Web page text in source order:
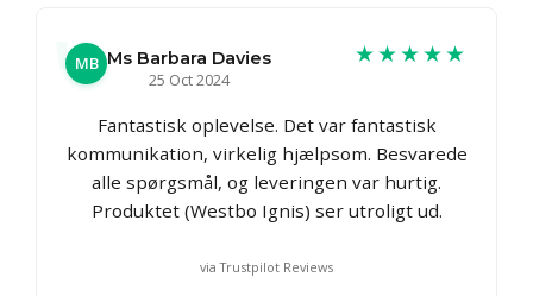
MB Ms Barbara Davies
25 Oct 2024
★★★★★
Fantastisk oplevelse. Det var fantastisk
kommunikation, virkelig hjælpsom. Besvarede
alle spørgsmål, og leveringen var hurtig.
Produktet (Westbo Ignis) ser utroligt ud.
via Trustpilot Reviews